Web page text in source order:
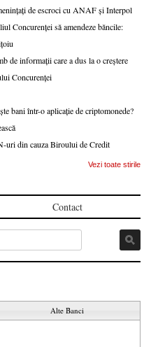
de escroci cu ANAF și Interpol
Concurenței să amendeze băncile:
de informații care a dus la o creștere
Concurenței
bani într-o aplicație de criptomonede?
uri din cauza Biroului de Credit
Vezi toate stirile
Contact
Alte Banci